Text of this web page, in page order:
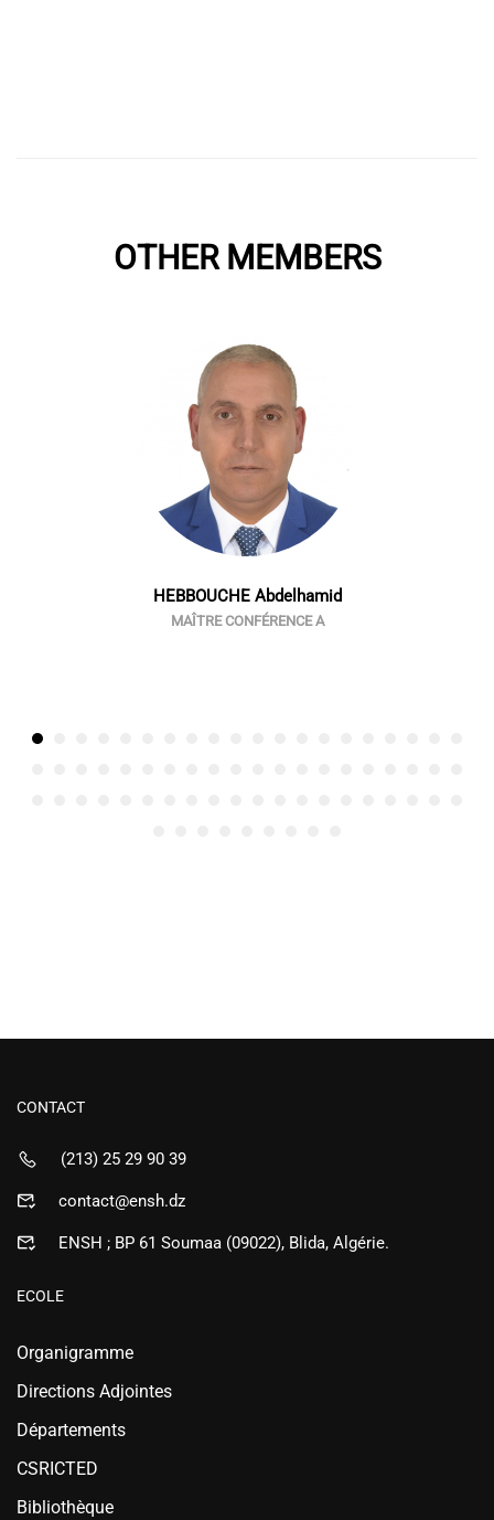
OTHER MEMBERS
HEBBOUCHE Abdelhamid
MAÎTRE CONFÉRENCE A
CONTACT
(213) 25 29 90 39
contact@ensh.dz
ENSH ; BP 61 Soumaa (09022), Blida, Algérie.
ECOLE
Organigramme
Directions Adjointes
Départements
CSRICTED
Bibliothèque